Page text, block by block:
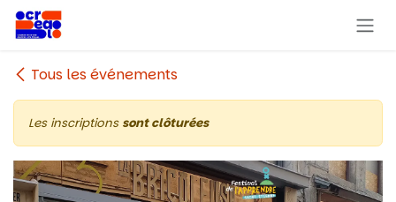
Se rendre au contenu
Tous les événements
Les inscriptions sont clôturées